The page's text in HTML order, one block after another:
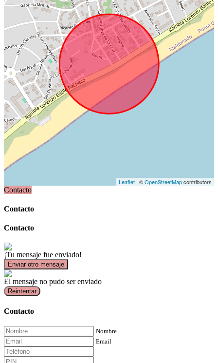
Leaflet | ©OpenStreetMapcontributors
Contacto
Contacto
Contacto
¡Tu mensaje fue enviado!
Enviar otro mensaje
El mensaje no pudo ser enviado
Reintentar
Contacto
Nombre
Email